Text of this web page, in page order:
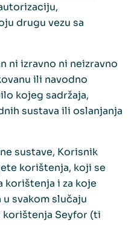
drugu vezu sa
ni izravno ni neizravno
ili navodno
kojeg sadržaja,
sustava ili oslanjanja
sustave, Korisnik
korištenja, koji se
korištenja i za koje
svakom slučaju
Seyfor (ti